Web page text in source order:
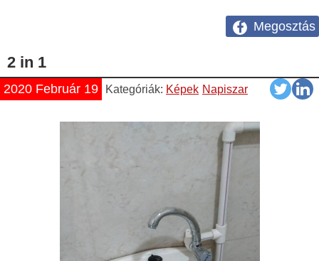
Megosztás
2 in 1
2020 Február 19 Kategóriák: Képek Napiszar